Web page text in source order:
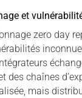
et
zero day
des chaînes
mais